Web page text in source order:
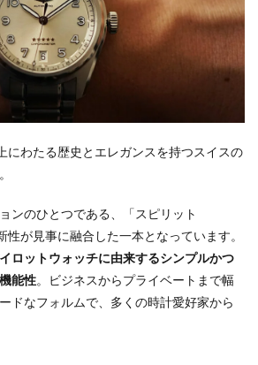
にわたる歴史とエレガンスを持つスイスの
ンのひとつである、「スピリット
性が見事に融合した一本となっています。
ロットウォッチに由来するシンプルかつ
能性。ビジネスからプライベートまで幅
ドなフォルムで、多くの時計愛好家から